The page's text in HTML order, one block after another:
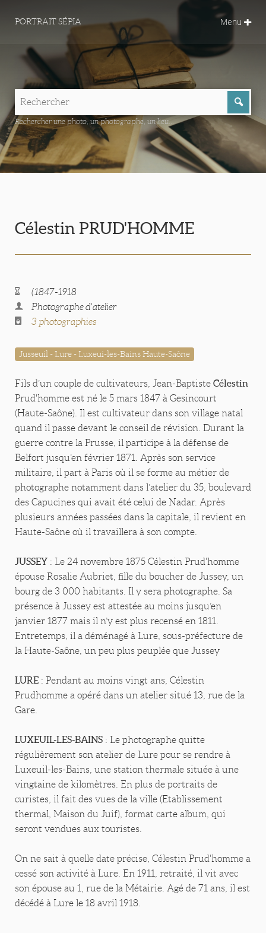
PORTRAIT SÉPIA Menu
Rechercher une photo, un photographe, un lieu...
Célestin PRUD'HOMME
(1847-1918
Photographe d'atelier
3 photographies
Jusseuil - Lure - Luxeui-les-Bains Haute-Saône
Fils d’un couple de cultivateurs, Jean-Baptiste Célestin
Prud'homme est né le 5 mars 1847 à Gesincourt
(Haute-Saône). Il est cultivateur dans son village natal
quand il passe devant le conseil de révision. Durant la
guerre contre la Prusse, il participe à la défense de
Belfort jusqu’en février 1871. Après son service
militaire, il part à Paris où il se forme au métier de
photographe notamment dans l’atelier du 35, boulevard
des Capucines qui avait été celui de Nadar. Après
plusieurs années passées dans la capitale, il revient en
Haute-Saône où il travaillera à son compte.
JUSSEY : Le 24 novembre 1875 Célestin Prud'homme
épouse Rosalie Aubriet, fille du boucher de Jussey, un
bourg de 3 000 habitants. Il y sera photographe. Sa
présence à Jussey est attestée au moins jusqu’en
janvier 1877 mais il n’y est plus recensé en 1811.
Entretemps, il a déménagé à Lure, sous-préfecture de
la Haute-Saône, un peu plus peuplée que Jussey
LURE : Pendant au moins vingt ans, Célestin
Prudhomme a opéré dans un atelier situé 13, rue de la
Gare.
LUXEUIL-LES-BAINS : Le photographe quitte
régulièrement son atelier de Lure pour se rendre à
Luxeuil-les-Bains, une station thermale située à une
vingtaine de kilomètres. En plus de portraits de
curistes, il fait des vues de la ville (Etablissement
thermal, Maison du Juif), format carte album, qui
seront vendues aux touristes.
On ne sait à quelle date précise, Célestin Prud'homme a
cessé son activité à Lure. En 1911, retraité, il vit avec
son épouse au 1, rue de la Métairie. Agé de 71 ans, il est
décédé à Lure le 18 avril 1918.